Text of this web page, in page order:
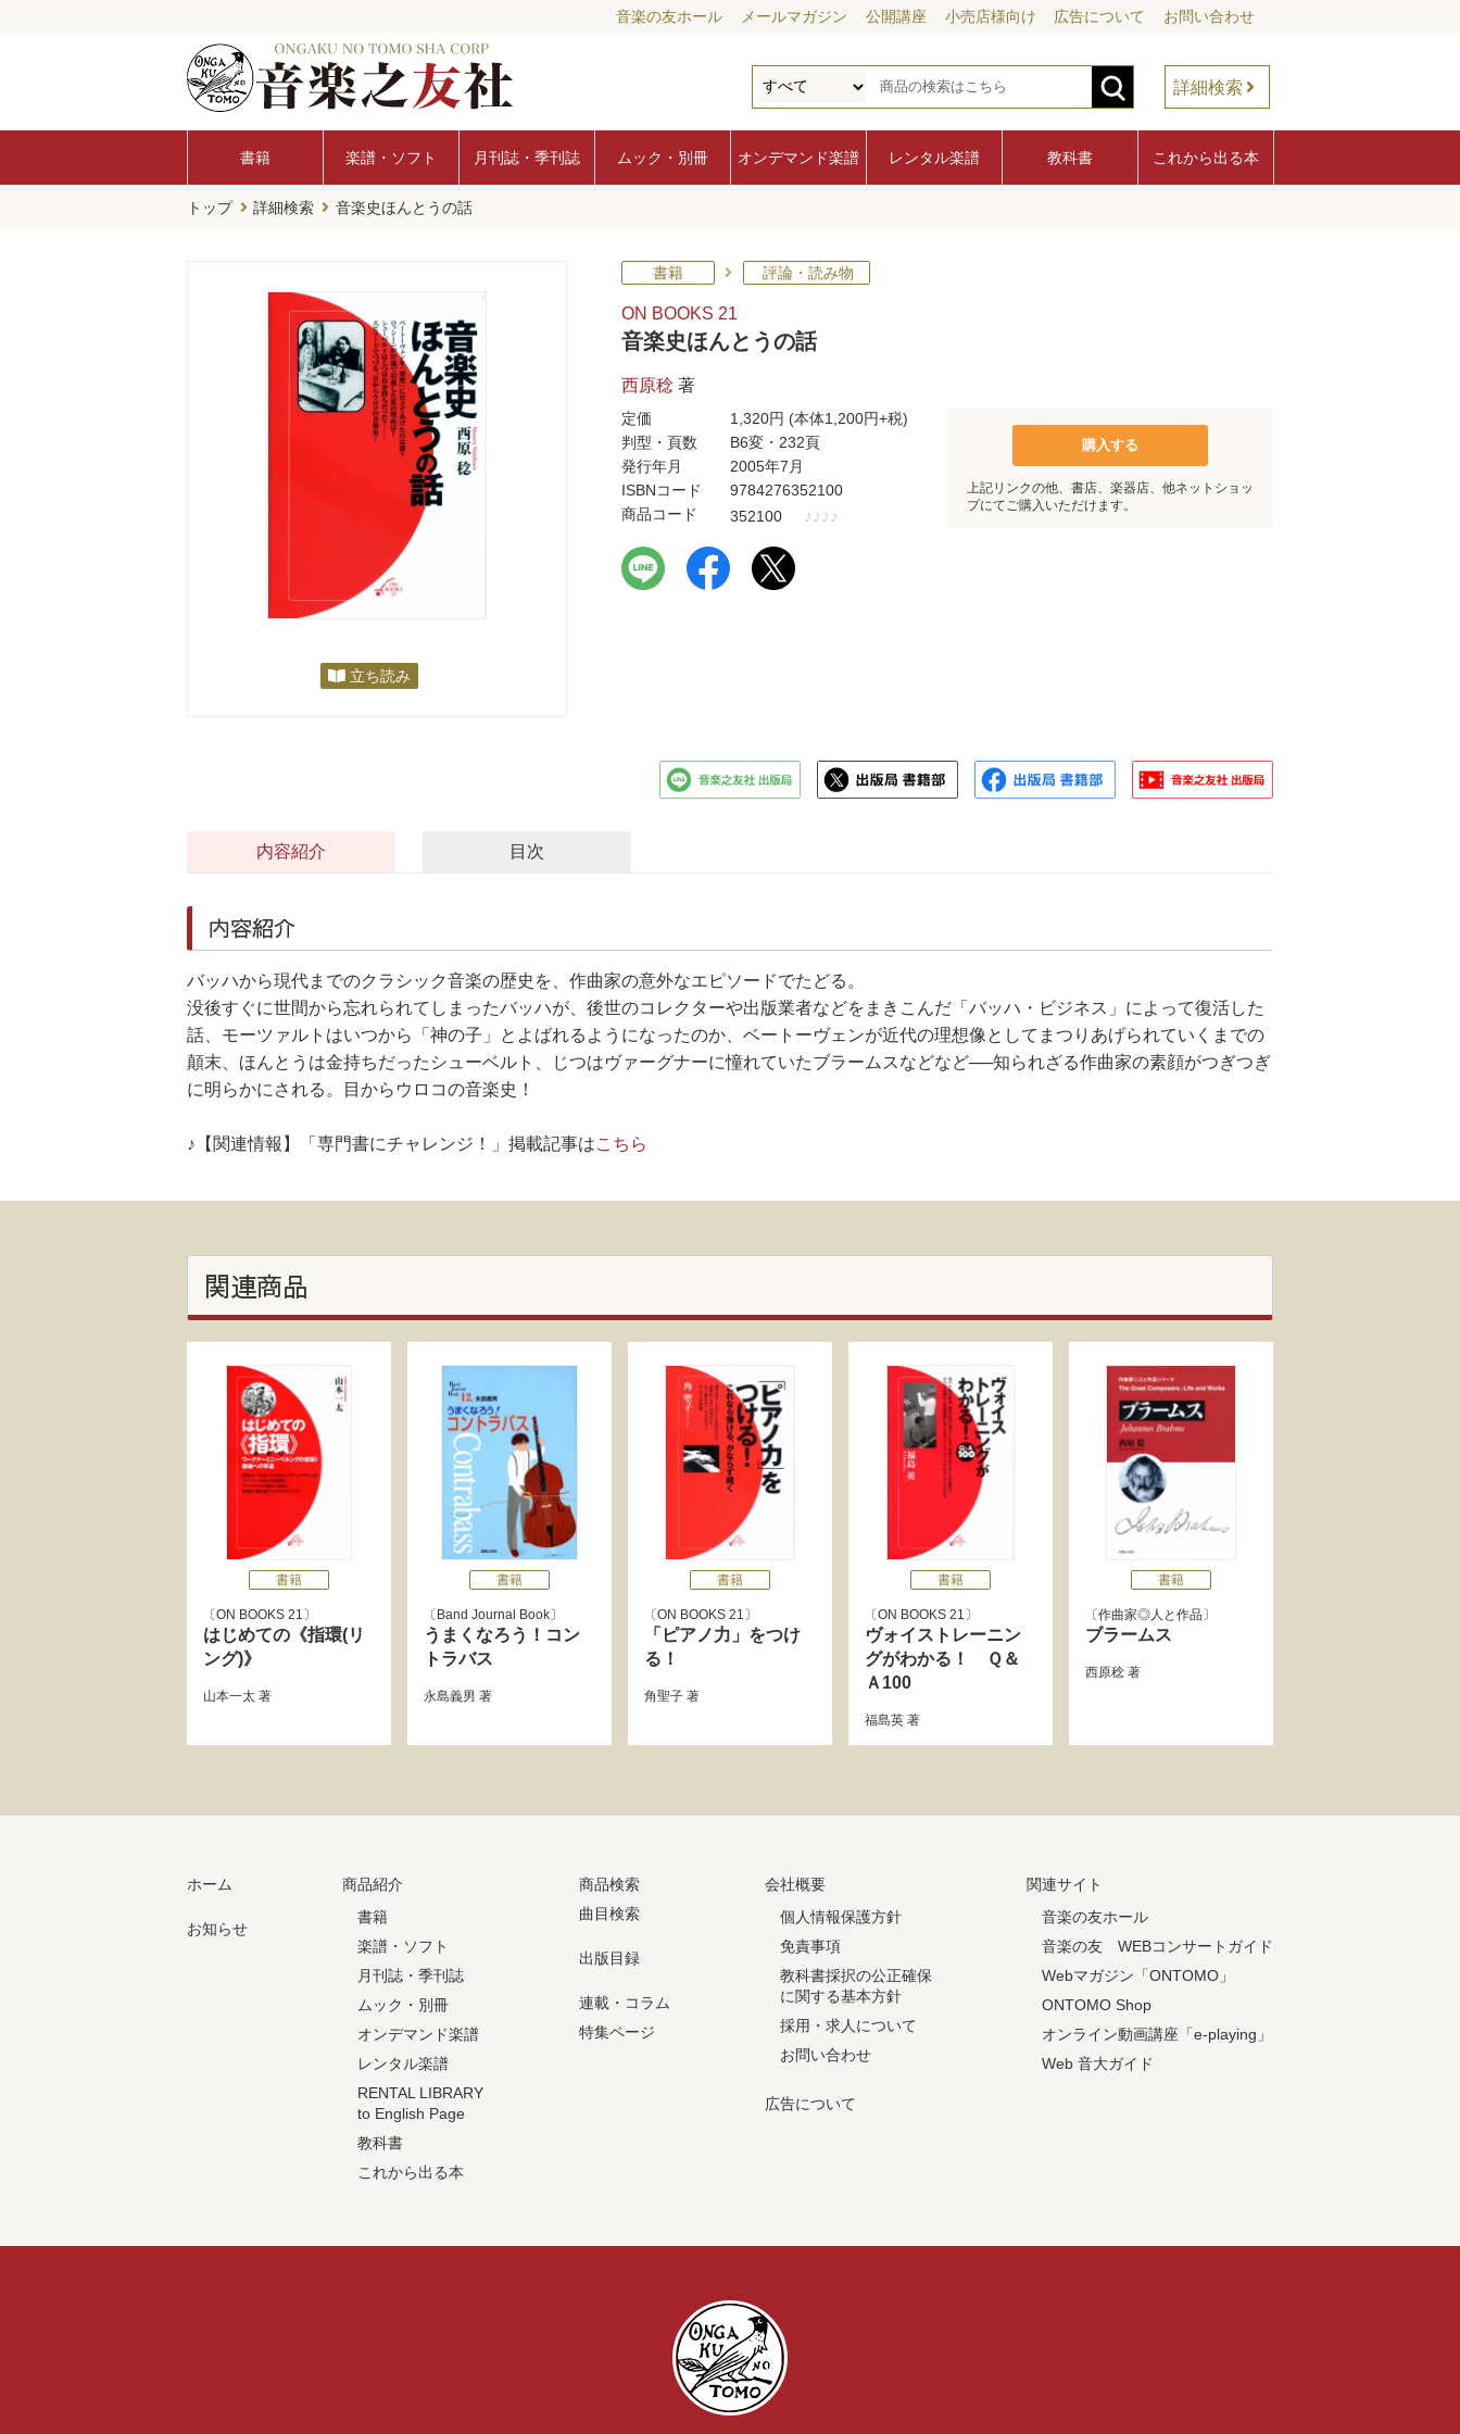
音楽の友ホール メールマガジン 公開講座 小売店様向け 広告について お問い合わせ
詳細検索
書籍 楽譜・ソフト 月刊誌・季刊誌 ムック・別冊 オンデマンド楽譜 レンタル楽譜 教科書 これから出る本
トップ 詳細検索 音楽史ほんとうの話
立ち読み
書籍 評論・読み物
ON BOOKS 21
音楽史ほんとうの話
西原稔 著
定価 1,320円 (本体1,200円+税)
判型・頁数
B6変・232頁
発行年月
2005年7月
ISBNコード
9784276352100
商品コード
352100 ♪ ♪ ♪ ♪
購入する
上記リンクの他、書店、楽器店、他ネットショッ
プにてご購入いただけます。
内容紹介 目次
内容紹介
バッハから現代までのクラシック音楽の歴史を、作曲家の意外なエピソードでたどる。
没後すぐに世間から忘れられてしまったバッハが、後世のコレクターや出版業者などをまきこんだ「バッハ・ビジネス」によって復活した
話、モーツァルトはいつから「神の子」とよばれるようになったのか、ベートーヴェンが近代の理想像としてまつりあげられていくまでの
顛末、ほんとうは金持ちだったシューベルト、じつはヴァーグナーに憧れていたブラームスなどなど──知られざる作曲家の素顔がつぎつぎ
に明らかにされる。目からウロコの音楽史！
♪【関連情報】「専門書にチャレンジ！」掲載記事はこちら
関連商品
書籍
ON BOOKS 21
はじめての《指環(リ
ング)》
山本一太 著
書籍
Band Journal Book
うまくなろう！コン
トラバス
永島義男 著
書籍
ON BOOKS 21
「ピアノ力」をつけ
る！
角聖子 著
書籍
ON BOOKS 21
ヴォイストレーニン
グがわかる！ Ｑ＆
Ａ100
福島英 著
書籍
作曲家◎人と作品
ブラームス
西原稔 著
ホーム
お知らせ
商品紹介
書籍
楽譜・ソフト
月刊誌・季刊誌
ムック・別冊
オンデマンド楽譜
レンタル楽譜
RENTAL LIBRARY
to English Page
教科書
これから出る本
商品検索
曲目検索
出版目録
連載・コラム
特集ページ
会社概要
個人情報保護方針
免責事項
教科書採択の公正確保
に関する基本方針
採用・求人について
お問い合わせ
広告について
関連サイト
音楽の友ホール
音楽の友 WEBコンサートガイド
Webマガジン「ONTOMO」
ONTOMO Shop
オンライン動画講座「e-playing」
Web 音大ガイド